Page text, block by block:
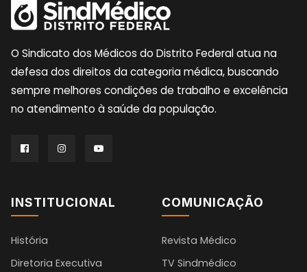
O Sindicato dos Médicos do Distrito Federal atua na
defesa dos direitos da categoria médica, buscando
sempre melhores condições de trabalho e excelência
no atendimento à saúde da população.
INSTITUCIONAL
História
Diretoria Executiva
COMUNICAÇÃO
Revista Médico
TV Sindmédico